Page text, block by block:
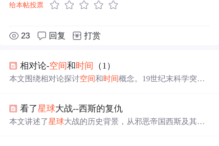
给本帖投票
23 回复 打赏
相对论-空间和时间 （1）
本文围绕相对论探讨空间和时间概念。19世纪末科学突破
空交织防止悖论。同时指出静止和运动是相对的，科学是
对现实的近似探讨。
看了星球大战--西斯的复仇
本文讲述了星球大战的历史背景，从邪恶帝国西斯及其黑